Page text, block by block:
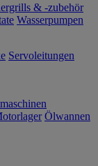
& -zubehör
Wasserpumpen
Servoleitungen
Ölwannen